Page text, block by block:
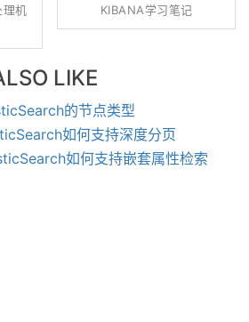
理机
KIBANA学习笔记
LIKE
的节点类型
如何支持深度分页
如何支持嵌套属性检索